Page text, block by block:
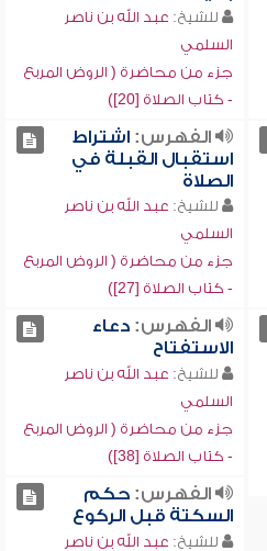
للشيخ: عبد الله بن ناصر
السلمي
جزء من محاضرة ( الروض المربع
- كتاب الصلاة [20])
الفهرس:اشتراط
استقبال القبلة في
الصلاة
للشيخ: عبد الله بن ناصر
السلمي
جزء من محاضرة ( الروض المربع
- كتاب الصلاة [27])
الفهرس:دعاء
الاستفتاح
للشيخ: عبد الله بن ناصر
السلمي
جزء من محاضرة ( الروض المربع
- كتاب الصلاة [38])
الفهرس:حكم
السكتة قبل الركوع
للشيخ: عبد الله بن ناصر